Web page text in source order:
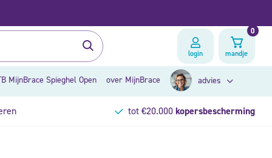
login mandje
0
MijnBrace Spieghel Open over MijnBrace advies
tot €20.000kopersbescherming